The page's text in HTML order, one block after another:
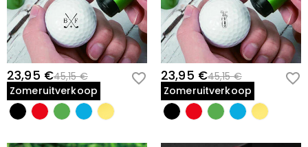
23,95 €45,15 €
Zomeruitverkoop
23,95 €45,15 €
Zomeruitverkoop